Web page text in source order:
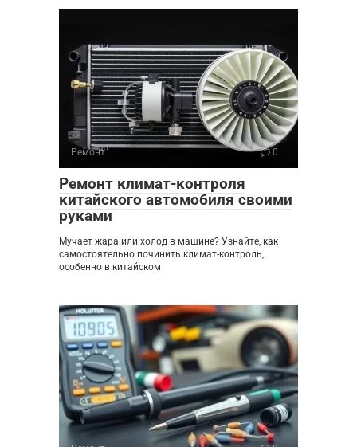
Ремонт 0
Ремонт климат-контроля
китайского автомобиля своими
руками
Мучает жара или холод в машине? Узнайте, как
самостоятельно починить климат-контроль,
особенно в китайском